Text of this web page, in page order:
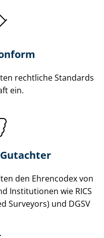
rechtliche Standards
ein.
den Ehrencodex von
Institutionen wie RICS
Surveyors) und DGSV